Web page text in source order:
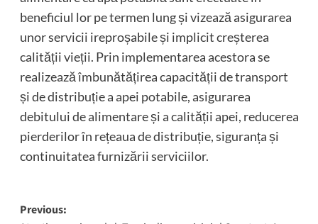
beneficiul lor pe termen lung și vizează asigurarea
unor servicii ireproșabile și implicit creșterea
calității vieții. Prin implementarea acestora se
realizează îmbunătățirea capacității de transport
și de distribuție a apei potabile, asigurarea
debitului de alimentare și a calității apei, reducerea
pierderilor în rețeaua de distribuție, siguranța și
continuitatea furnizării serviciilor.
Post
Previous: